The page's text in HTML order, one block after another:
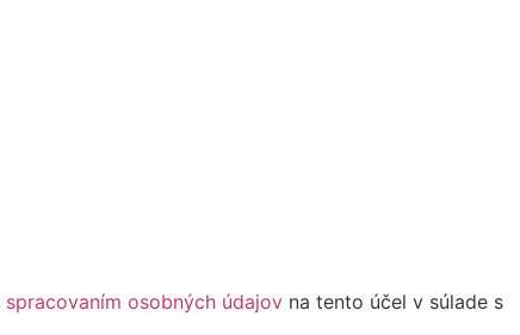
spracovaním osobných údajov na tento účel v súlade s